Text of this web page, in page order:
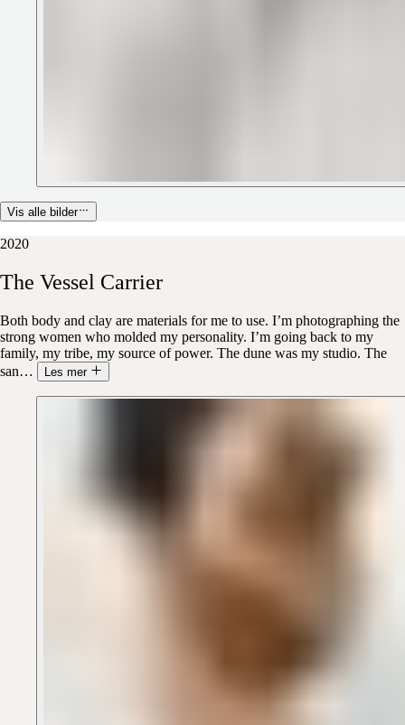
Vis alle bilder
2020
The Vessel Carrier
Both body and clay are materials for me to use. I’m photographing the
strong women who molded my personality. I’m going back to my
family, my tribe, my source of power. The dune was my studio. The
san… Les mer